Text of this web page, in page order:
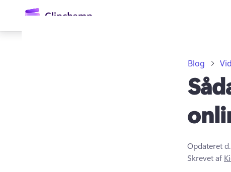
Blog
Opdateret d.
Skrevet af